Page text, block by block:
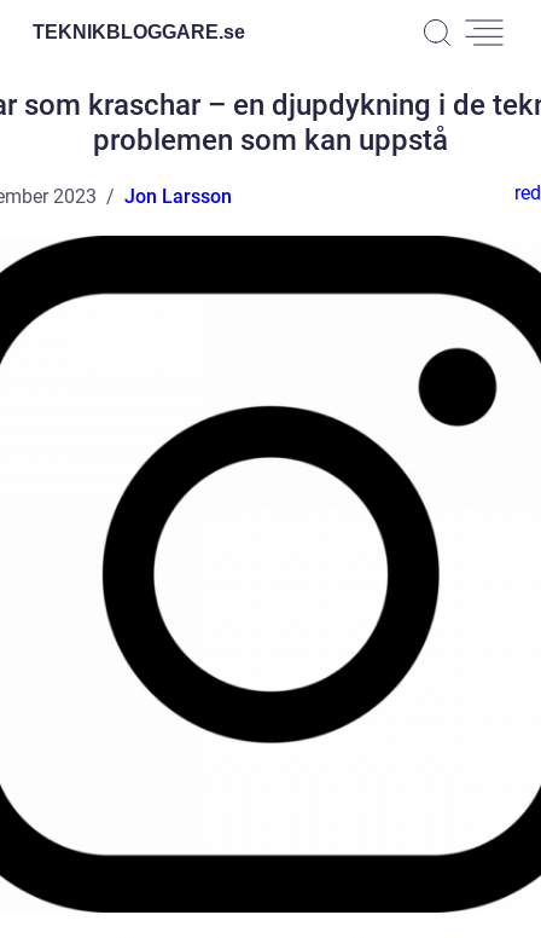
TEKNIKBLOGGARE.se
som kraschar – en djupdykning i de
problemen som kan uppstå
2023 Jon Larsson